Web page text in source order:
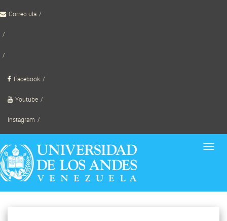
to Correo ula
Facebook
Youtube
Instagram